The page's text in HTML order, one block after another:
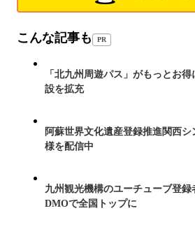
こんな記事も PR
「北九州周遊パス」がもっとお
設を拡充
阿蘇世界文化遺産登録推進関西
様を配信中
九州観光機構のユーチューブ登
DMOで全国トップに